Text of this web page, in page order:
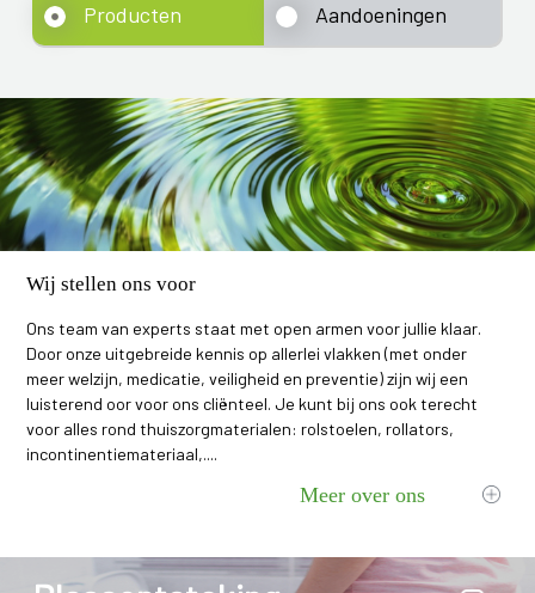
Producten Aandoeningen
Wij stellen ons voor
Ons team van experts staat met open armen voor jullie klaar.
Door onze uitgebreide kennis op allerlei vlakken (met onder
meer welzijn, medicatie, veiligheid en preventie) zijn wij een
luisterend oor voor ons cliënteel. Je kunt bij ons ook terecht
voor alles rond thuiszorgmaterialen: rolstoelen, rollators,
incontinentiemateriaal,....
Meer over ons